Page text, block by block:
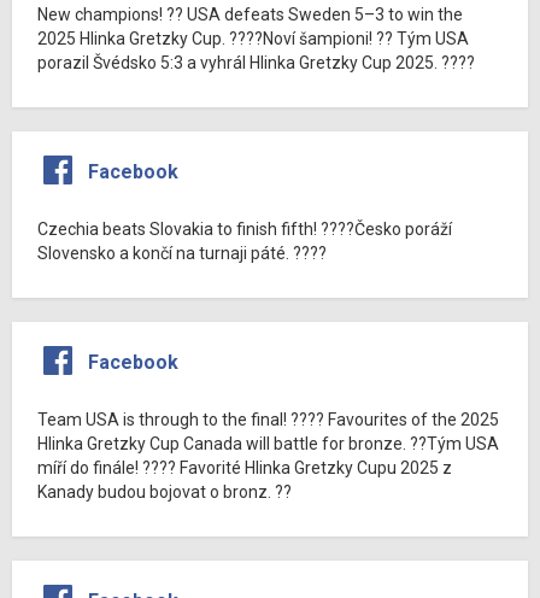
New champions! ?? USA defeats Sweden 5–3 to win the
2025 Hlinka Gretzky Cup. ????Noví šampioni! ?? Tým USA
porazil Švédsko 5:3 a vyhrál Hlinka Gretzky Cup 2025. ????
Facebook
Czechia beats Slovakia to finish fifth! ????Česko poráží
Slovensko a končí na turnaji páté. ????
Facebook
Team USA is through to the final! ???? Favourites of the 2025
Hlinka Gretzky Cup Canada will battle for bronze. ??Tým USA
míří do finále! ???? Favorité Hlinka Gretzky Cupu 2025 z
Kanady budou bojovat o bronz. ??